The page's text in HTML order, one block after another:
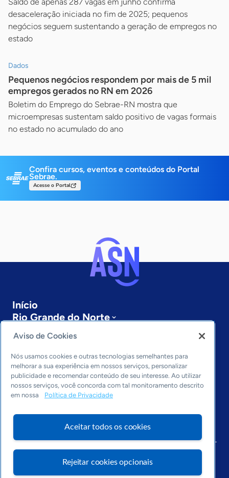
desaceleração iniciada no fim de 2025; pequenos
negócios seguem sustentando a geração de empregos no
estado
Dados
Pequenos negócios respondem por mais de 5 mil
empregos gerados no RN em 2026
Boletim do Emprego do Sebrae-RN mostra que
microempresas sustentam saldo positivo de vagas formais
no estado no acumulado do ano
Confira cursos, eventos e conteúdos do Portal
Sebrae.
Acesse o Portal
Início
Rio Grande do Norte
Sobre a ASN
Últimas notícias
Entre em contato
Editorias
Economia & Política
Inovação & Tecnologia
Cultura empreendedora
Arquivo
Aviso de Cookies
Nós usamos cookies e outras tecnologias semelhantes para
melhorar a sua experiência em nossos serviços, personalizar
publicidade e recomendar conteúdo de seu interesse. Ao utilizar
nossos serviços, você concorda com tal monitoramento descrito
em nossa
Política de Privacidade
Aceitar todos os cookies
Rejeitar cookies opcionais